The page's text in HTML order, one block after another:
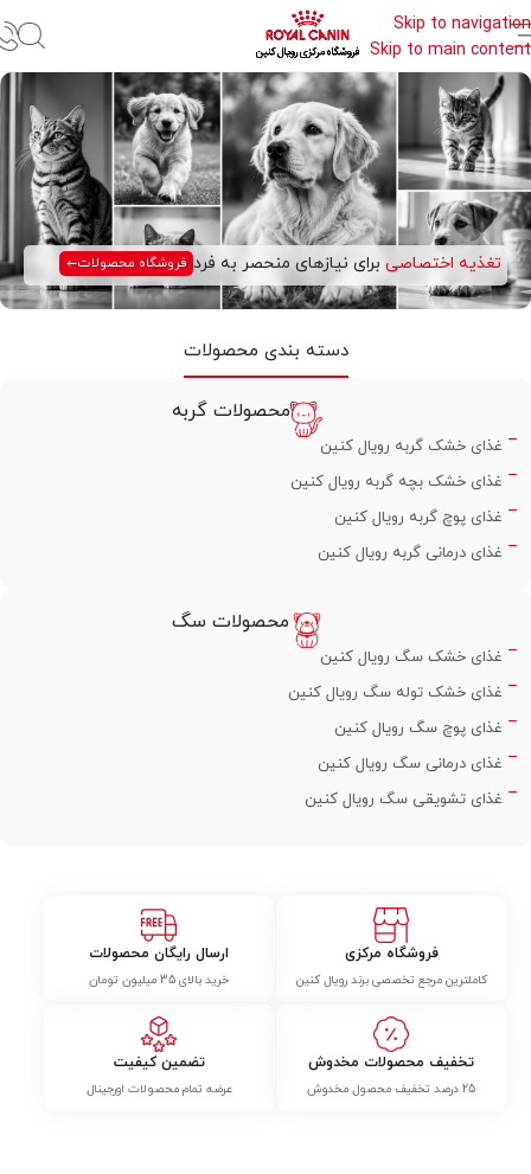
Skip to navigation
Skip to main content
تغذیه اختصاصی برای نیازهای منحصر به فرد فروشگاه محصولات
دسته بندی محصولات
محصولات گربه
غذای خشک گربه رویال کنین
غذای خشک بچه گربه رویال کنین
غذای پوچ گربه رویال کنین
غذای درمانی گربه رویال کنین
محصولات سگ
غذای خشک سگ رویال کنین
غذای خشک توله سگ رویال کنین
غذای پوچ سگ رویال کنین
غذای درمانی سگ رویال کنین
غذای تشویقی سگ رویال کنین
فروشگاه مرکزی
کاملترین مرجع تخصصی برند رویال کنین
ارسال رایگان محصولات
خرید بالای 35 میلیون تومان
تخفیف محصولات مخدوش
25 درصد تخفیف محصول مخدوش
تضمین کیفیت
عرضه تمام محصولات اورجینال